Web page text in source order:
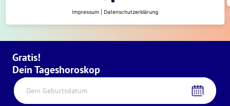
Gratis!
Dein Tageshoroskop
Dein Geburtsdatum
Impressum Datenschutzerklärung